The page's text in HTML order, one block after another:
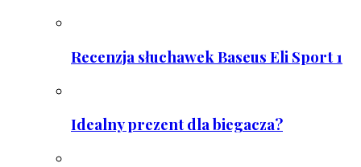
Recenzja słuchawek Baseus Eli Sport 1
Idealny prezent dla biegacza?